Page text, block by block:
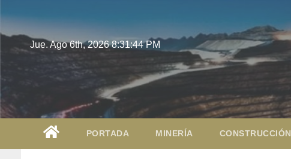
Jue. Ago 6th, 20268:31:45 PM
PORTADA MINERÍA CONSTRUCCIÓN